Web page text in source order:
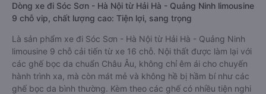
Dòng xe đi Sóc Sơn - Hà Nội từ Hải Hà - Quảng Ninh limousine
9 chỗ vip, chất lượng cao: Tiện lợi, sang trọng
Là sản phẩm xe đi Sóc Sơn - Hà Nội từ Hải Hà - Quảng Ninh
limousine 9 chỗ cải tiến từ xe 16 chỗ. Nội thất được làm lại với
các ghế bọc da chuẩn Châu Âu, không chỉ êm ái cho chuyến
hành trình xa, mà còn mát mẻ và không hề bị hầm bí như các
ghế bọc da bình thường. Kèm theo các ghế có nhiều tiện nghi